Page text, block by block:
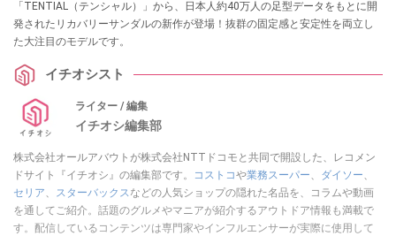
「TENTIAL（テンシャル）」から、日本人約40万人の足型データをもとに開
発されたリカバリーサンダルの新作が登場！抜群の固定感と安定性を両立し
た大注目のモデルです。
イチオシスト
ライター / 編集
イチオシ編集部
株式会社オールアバウトが株式会社NTTドコモと共同で開設した、レコメン
ドサイト『イチオシ』の編集部です。
コストコや業務スーパー、 ダイソー、
セリア、 スターバックスなどの人気ショップの隠れた名品を、コラムや動画
を通してご紹介。話題のグルメやマニアが紹介するアウトドア情報も満載で
す。配信しているコンテンツは専門家やインフルエンサーが実際に使用して